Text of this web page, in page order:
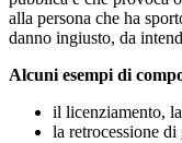
alla persona che ha
danno ingiusto, da
Alcuni esempi di
il licenziamento,
la retrocessione